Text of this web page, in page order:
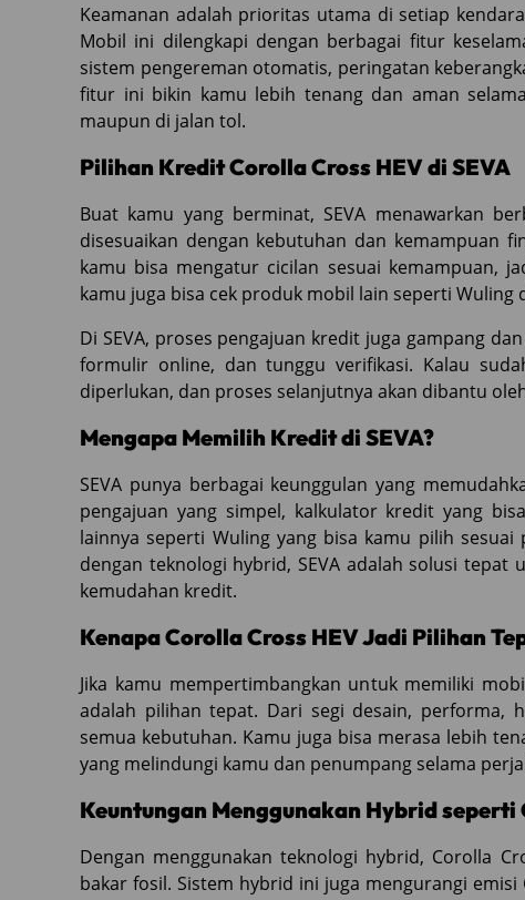
Keamanan adalah prioritas utama di setiap
Mobil ini dilengkapi dengan berbagai fitur
sistem pengereman otomatis, peringatan
fitur ini bikin kamu lebih tenang dan aman
maupun di jalan tol.
Pilihan Kredit Corolla Cross HEV di SEVA
Buat kamu yang berminat, SEVA menawarkan
disesuaikan dengan kebutuhan dan kemampuan
kamu bisa mengatur cicilan sesuai kemampuan,
kamu juga bisa cek produk mobil lain seperti
Di SEVA, proses pengajuan kredit juga gampang
formulir online, dan tunggu verifikasi. Kalau
diperlukan, dan proses selanjutnya akan dibantu
Mengapa Memilih Kredit di SEVA?
SEVA punya berbagai keunggulan yang
pengajuan yang simpel, kalkulator kredit yang
lainnya seperti Wuling yang bisa kamu pilih
dengan teknologi hybrid, SEVA adalah solusi
kemudahan kredit.
Kenapa Corolla Cross HEV Jadi Pilihan
Jika kamu mempertimbangkan untuk memiliki
adalah pilihan tepat. Dari segi desain, performa,
semua kebutuhan. Kamu juga bisa merasa lebih
yang melindungi kamu dan penumpang selama
Keuntungan Menggunakan Hybrid seperti
Dengan menggunakan teknologi hybrid, Corolla
bakar fosil. Sistem hybrid ini juga mengurangi